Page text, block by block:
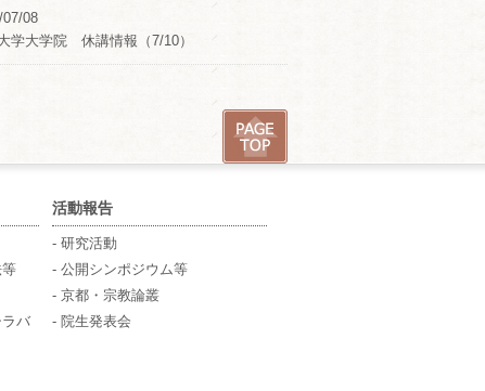
07/08
学大学院 休講情報（7/10）
バ
活動報告
- 研究活動
- 公開シンポジウム等
- 京都・宗教論叢
- 院生発表会